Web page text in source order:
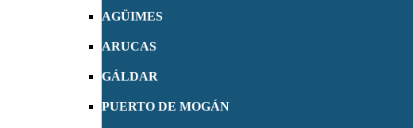
AGÜIMES
ARUCAS
GÁLDAR
PUERTO DE MOGÁN